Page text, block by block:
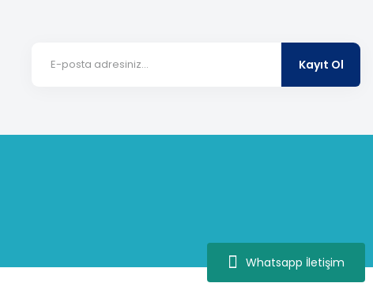
Whatsapp İletişim
Kayıt Ol